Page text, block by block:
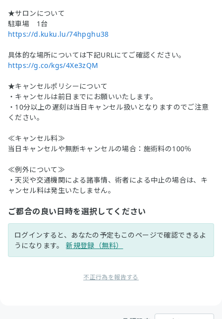
★サロンについて
駐車場 1台
https://d.kuku.lu/74hpghu38
具体的な場所については下記URLにてご確認ください。
https://g.co/kgs/4Xe3zQM
★キャンセルポリシーについて
・キャンセルは前日までにお願いいたします。
・10分以上の遅刻は当日キャンセル扱いとなりますのでご注意
ください。
≪キャンセル料≫
当日キャンセルや無断キャンセルの場合：施術料の100％
≪例外について≫
・天災や交通機関による諸事情、術者による中止の場合は、キ
ャンセル料は発生いたしません。
ご都合の良い日時を選択してください
ログインすると、あなたの予定もこのページで確認できるよ
うになります。新規登録（無料）
不正行為を報告する